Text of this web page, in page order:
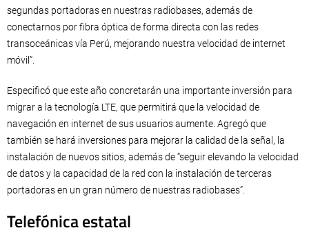
segundas portadoras en nuestras radiobases, además de
conectarnos por fibra óptica de forma directa con las redes
transoceánicas vía Perú, mejorando nuestra velocidad de internet
móvil”.
Especificó que este año concretarán una importante inversión para
migrar a la tecnología LTE, que permitirá que la velocidad de
navegación en internet de sus usuarios aumente. Agregó que
también se hará inversiones para mejorar la calidad de la señal, la
instalación de nuevos sitios, además de “seguir elevando la velocidad
de datos y la capacidad de la red con la instalación de terceras
portadoras en un gran número de nuestras radiobases”.
Telefónica estatal